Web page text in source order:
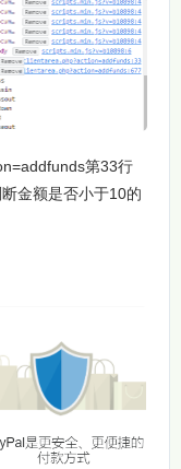
第33行
金额是否小于10的